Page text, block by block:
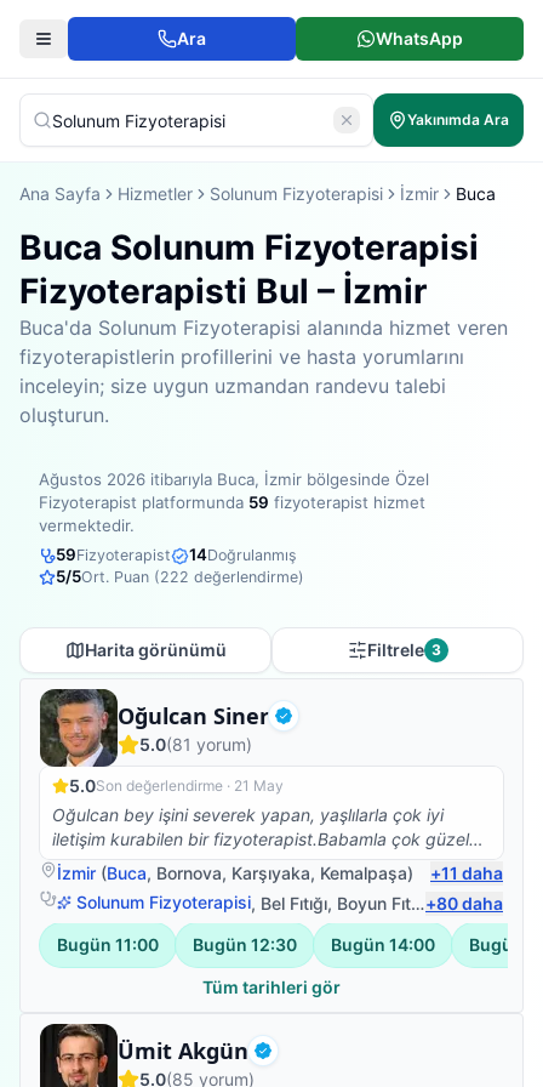
Ara WhatsApp
Yakınımda Ara
Ana Sayfa Hizmetler Solunum Fizyoterapisi İzmir Buca
Buca Solunum Fizyoterapisi
Fizyoterapisti Bul – İzmir
Buca'da Solunum Fizyoterapisi alanında hizmet veren
fizyoterapistlerin profillerini ve hasta yorumlarını
inceleyin; size uygun uzmandan randevu talebi
oluşturun.
Ağustos 2026 itibarıyla Buca, İzmir bölgesinde Özel
Fizyoterapist platformunda 59 fizyoterapist hizmet
vermektedir.
59Fizyoterapist 14Doğrulanmış
5/5Ort. Puan (222 değerlendirme)
Harita görünümü Filtrele 3
Oğulcan Siner Doğrulanmış
Fizyoterapist
5.0(81 yorum)
5.0Son değerlendirme · 21 May
Oğulcan bey işini severek yapan, yaşlılarla çok iyi
iletişim kurabilen bir fizyoterapist.Babamla çok güzel
ilgilendi.Kendisine çok teşekkür ederim.☺️
İzmir (Buca, Bornova, Karşıyaka, Kemalpaşa) +11 daha
Solunum Fizyoterapisi, Bel Fıtığı, Boyun Fıtığı ,Omuz Bağ
+80daha
Bugün 11:00 Bugün 12:30 Bugün 14:00 Bugün
Tüm tarihleri gör
Ümit Akgün Doğrulanmış
Fizyoterapist
5.0(85 yorum)